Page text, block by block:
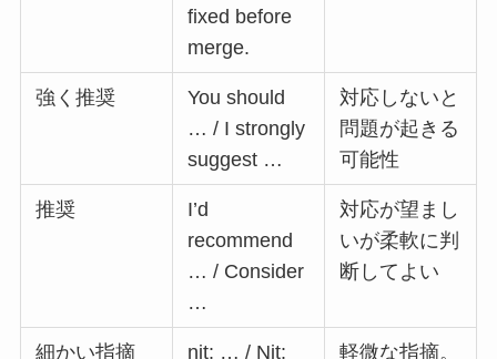
fixed before
merge.
強く推奨
You should
… / I strongly
suggest …
対応しないと
問題が起きる
可能性
推奨
I’d
recommend
… / Consider
…
対応が望まし
いが柔軟に判
断してよい
細かい指摘
nit: … / Nit:
軽微な指摘。